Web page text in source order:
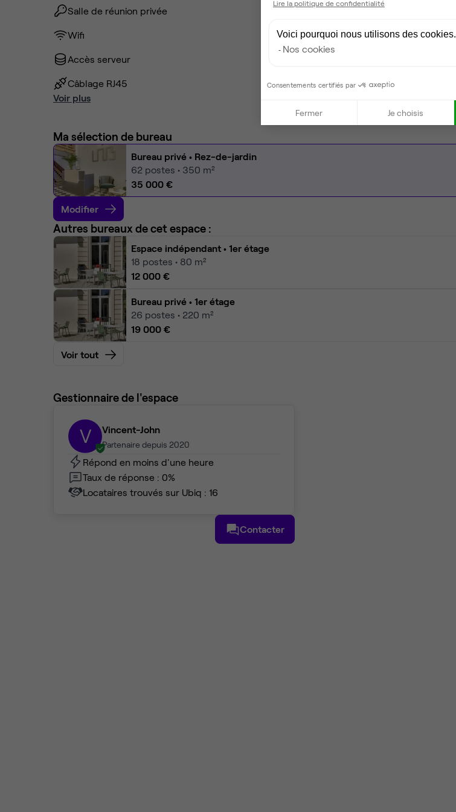
Salle de réunion privée
Wifi
Accès serveur
Câblage RJ45
Coin cafet'
Climatisation
Espace détente
Voir plus
Ma sélection de bureau
Bureau privé • Rez-de-jardin
62 postes • 350 m²
35 000 €
Modifier
Autres bureaux de cet espace :
Espace indépendant • 1er étage
18 postes • 80 m²
12 000 €
Bureau privé • 1er étage
26 postes • 220 m²
19 000 €
Voir tout
Gestionnaire de l'espace
V Vincent-John
Partenaire depuis 2020
Répond en moins d'une heure
Taux de réponse : 0%
Locataires trouvés sur Ubiq : 16
Contacter
Lire la politique de confidentialité
Voici pourquoi nous utilisons des cookies.
Nos cookies
Consentements certifiés par
Fermer Je choisis